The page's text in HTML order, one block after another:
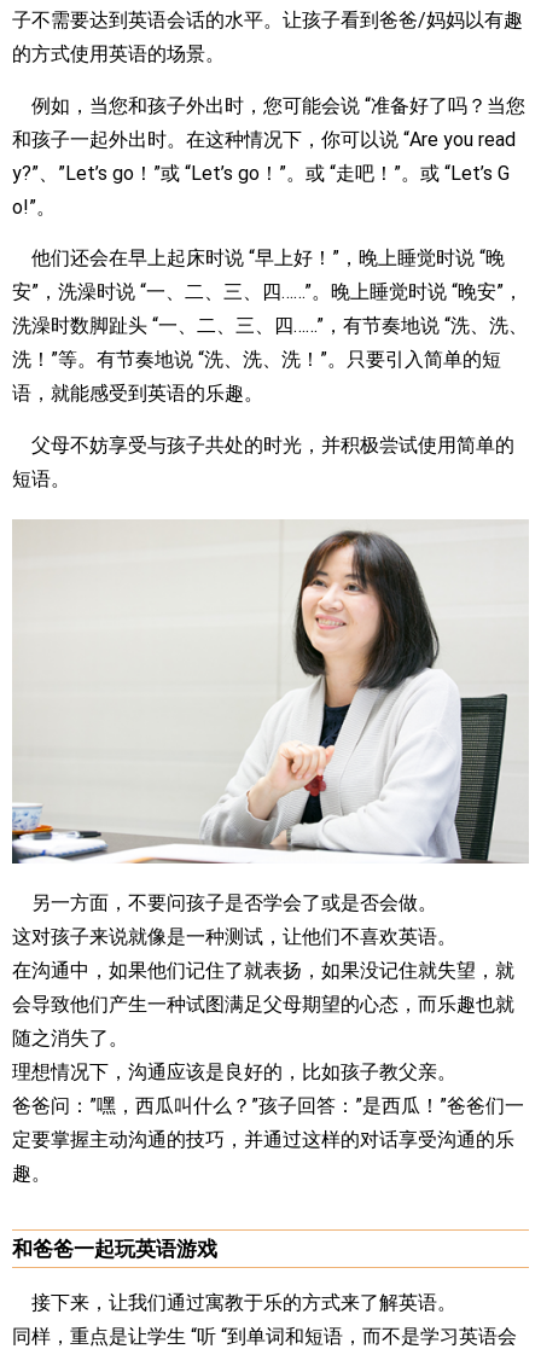
子不需要达到英语会话的水平。让孩子看到爸爸/妈妈以有趣
的方式使用英语的场景。
例如，当您和孩子外出时，您可能会说 “准备好了吗？当您
和孩子一起外出时。在这种情况下，你可以说 “Are you read
y?”、”Let’s go！”或 “Let’s go！”。或 “走吧！”。或 “Let’s G
o!”。
他们还会在早上起床时说 “早上好！”，晚上睡觉时说 “晚
安”，洗澡时说 “一、二、三、四……”。晚上睡觉时说 “晚安”，
洗澡时数脚趾头 “一、二、三、四……”，有节奏地说 “洗、洗、
洗！”等。有节奏地说 “洗、洗、洗！”。只要引入简单的短
语，就能感受到英语的乐趣。
父母不妨享受与孩子共处的时光，并积极尝试使用简单的
短语。
另一方面，不要问孩子是否学会了或是否会做。
这对孩子来说就像是一种测试，让他们不喜欢英语。
在沟通中，如果他们记住了就表扬，如果没记住就失望，就
会导致他们产生一种试图满足父母期望的心态，而乐趣也就
随之消失了。
理想情况下，沟通应该是良好的，比如孩子教父亲。
爸爸问：”嘿，西瓜叫什么？”孩子回答：”是西瓜！”爸爸们一
定要掌握主动沟通的技巧，并通过这样的对话享受沟通的乐
趣。
和爸爸一起玩英语游戏
接下来，让我们通过寓教于乐的方式来了解英语。
同样，重点是让学生 “听 “到单词和短语，而不是学习英语会